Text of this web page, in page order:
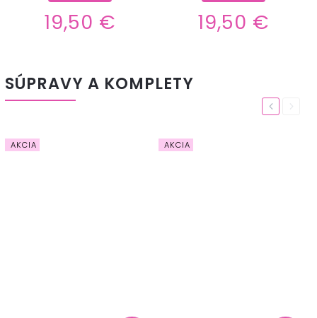
19,50 € 19,50 €
SÚPRAVY A KOMPLETY
Previous
AKCIA AKCIA
Next